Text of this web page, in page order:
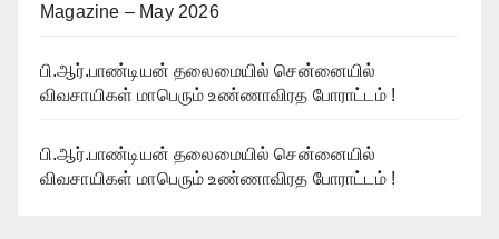
Magazine – May 2026
பி.ஆர்.பாண்டியன் தலைமையில் சென்னையில்
விவசாயிகள் மாபெரும் உண்ணாவிரத போராட்டம் !
பி.ஆர்.பாண்டியன் தலைமையில் சென்னையில்
விவசாயிகள் மாபெரும் உண்ணாவிரத போராட்டம் !